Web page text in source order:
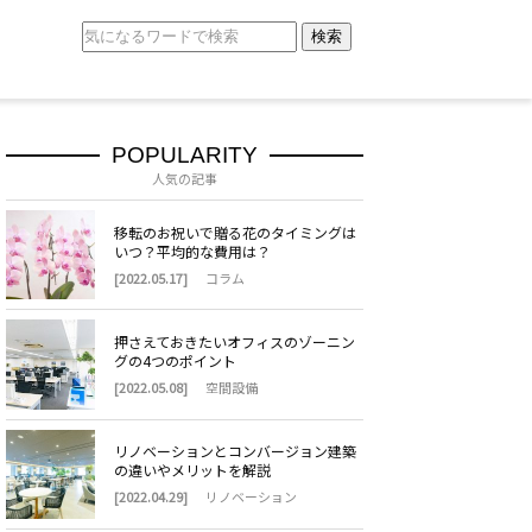
検索
POPULARITY
人気の記事
移転のお祝いで贈る花のタイミングは
いつ？平均的な費用は？
[2022.05.17] コラム
押さえておきたいオフィスのゾーニン
グの4つのポイント
[2022.05.08] 空間設備
リノベーションとコンバージョン建築
の違いやメリットを解説
[2022.04.29] リノベーション